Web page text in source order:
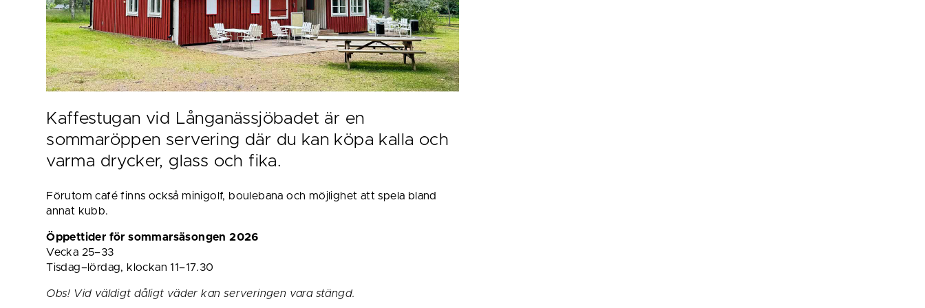
Kaffestugan vid Långanässjöbadet är en
sommaröppen servering där du kan köpa kalla och
varma drycker, glass och fika.
Förutom café finns också minigolf, boulebana och möjlighet att spela bland
annat kubb.
Öppettider för sommarsäsongen 2026
Vecka 25–33
Tisdag–lördag, klockan 11–17.30
Obs! Vid väldigt dåligt väder kan serveringen vara stängd.